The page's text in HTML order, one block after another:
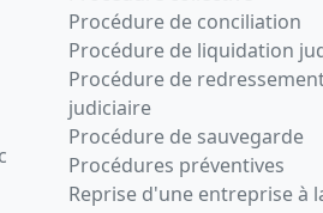
Procédure de conciliation
Procédure de liquidation
Procédure de
judiciaire
Procédure de sauvegarde
Procédures préventives
Reprise d'une entreprise à